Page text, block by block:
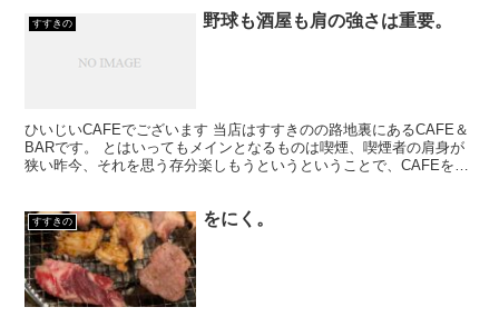
すすきの 野球も酒屋も肩の強さは重要。
ひいじいCAFEでございます 当店はすすきのの路地裏にあるCAFE＆
BARです。 とはいってもメインとなるものは喫煙、喫煙者の肩身が
狭い昨今、それを思う存分楽しもうというということで、CAFEを名
すすきの をにく。